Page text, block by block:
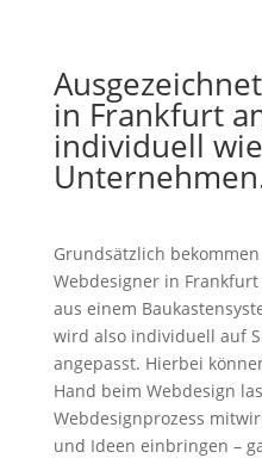
in Frankfurt
individuell
Grundsätzlich
Webdesigner in
aus einem
wird also individuell auf
angepasst. Hierbei
Hand beim Webdesign
Webdesignprozess
und Ideen einbringen –